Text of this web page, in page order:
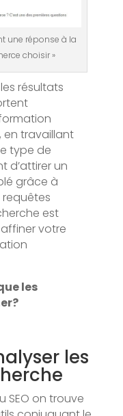
une réponse à la
choisir »
résultats
en travaillant
type de
d’attirer un
grâce à
est
votre
les
les
SEO on trouve